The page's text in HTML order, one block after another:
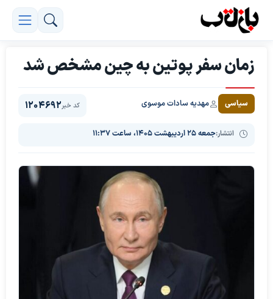
زمان سفر پوتین به چین مشخص شد
سیاسی مهدیه سادات موسوی
انتشار:جمعه ۲۵ اردیبهشت ۱۴۰۵، ساعت ۱۱:۳۷
کد خبر1204692